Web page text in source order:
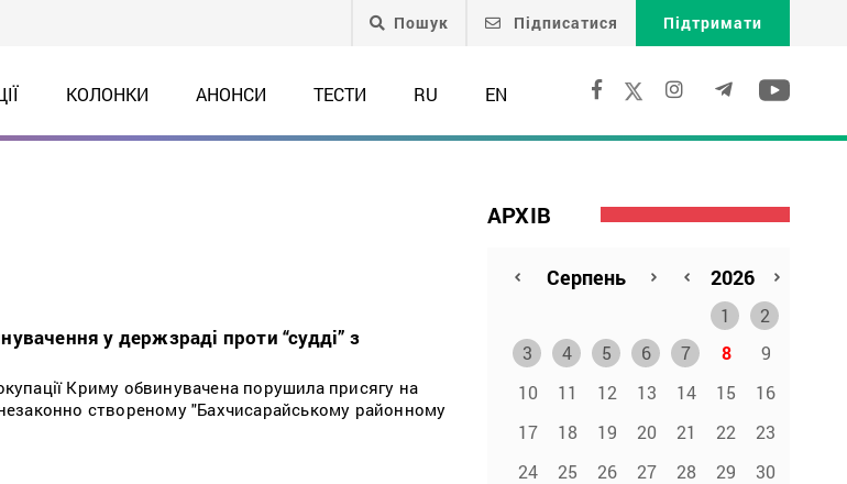
Пошук Підписатися Підтримати
КОЛОНКИ АНОНСИ ТЕСТИ RU EN
у держзраді проти “судді” з
Криму обвинувачена порушила присягу на
створеному "Бахчисарайському районному
АРХІВ
1
2
3
4 5 6 7 8
9
10
11 12 13 14 15
16
17
18 19 20 21 22
23
24
25 26 27 28 29
30